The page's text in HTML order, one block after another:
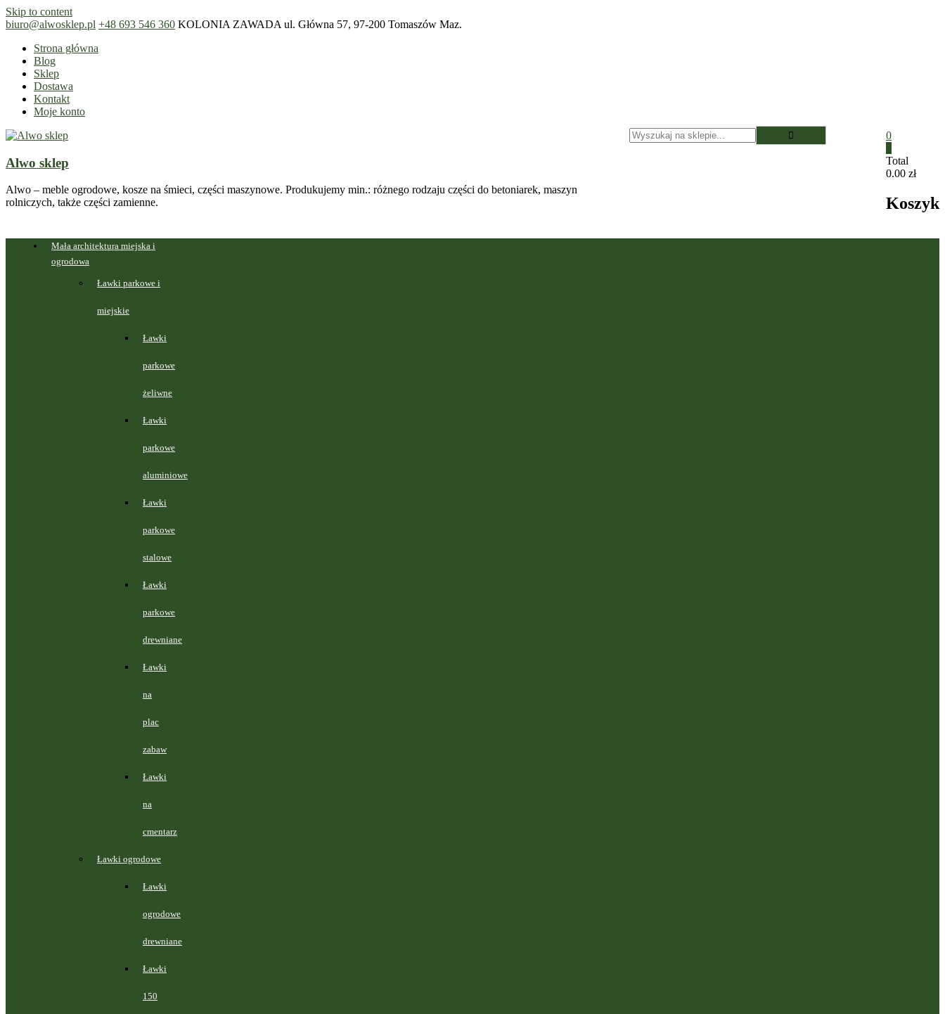
Skip to content
biuro@alwosklep.pl +48 693 546 360 KOLONIA ZAWADA ul. Główna 57, 97-200 Tomaszów Maz.
Strona główna
Blog
Sklep
Dostawa
Kontakt
Moje konto
Alwo sklep
Alwo – meble ogrodowe, kosze na śmieci, części maszynowe. Produkujemy min.: różnego rodzaju części do betoniarek, maszyn
rolniczych, także części zamienne.
0
Total
0.00 zł
Koszyk
Mała architektura miejska i
ogrodowa
Ławki parkowe i
miejskie
Ławki
parkowe
żeliwne
Ławki
parkowe
aluminiowe
Ławki
parkowe
stalowe
Ławki
parkowe
drewniane
Ławki
na
plac
zabaw
Ławki
na
cmentarz
Ławki ogrodowe
Ławki
ogrodowe
drewniane
Ławki
150